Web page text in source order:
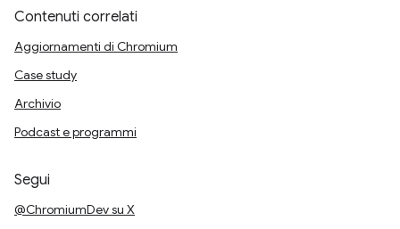
Contenuti correlati
Aggiornamenti di Chromium
Case study
Archivio
Podcast e programmi
Segui
@ChromiumDev su X